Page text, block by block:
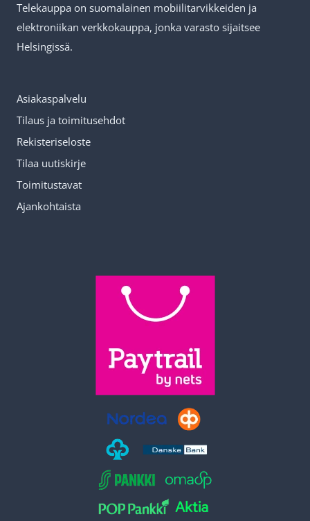
Telekauppa on suomalainen mobiilitarvikkeiden ja
elektroniikan verkkokauppa, jonka varasto sijaitsee
Helsingissä.
Asiakaspalvelu
Tilaus ja toimitusehdot
Rekisteriseloste
Tilaa uutiskirje
Toimitustavat
Ajankohtaista